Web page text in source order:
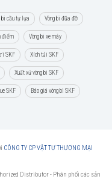
bi cầu tự lựa Vòng bi đũa đỡ
điểm Vòng bi xe máy
SKF Xích tải SKF
Xuất xứ vòng bi SKF
SKF Báo giá vòng bi SKF
CÔNG TY CP VẬT TƯ THƯƠNG MẠI
Distributor- Phân phối các sản